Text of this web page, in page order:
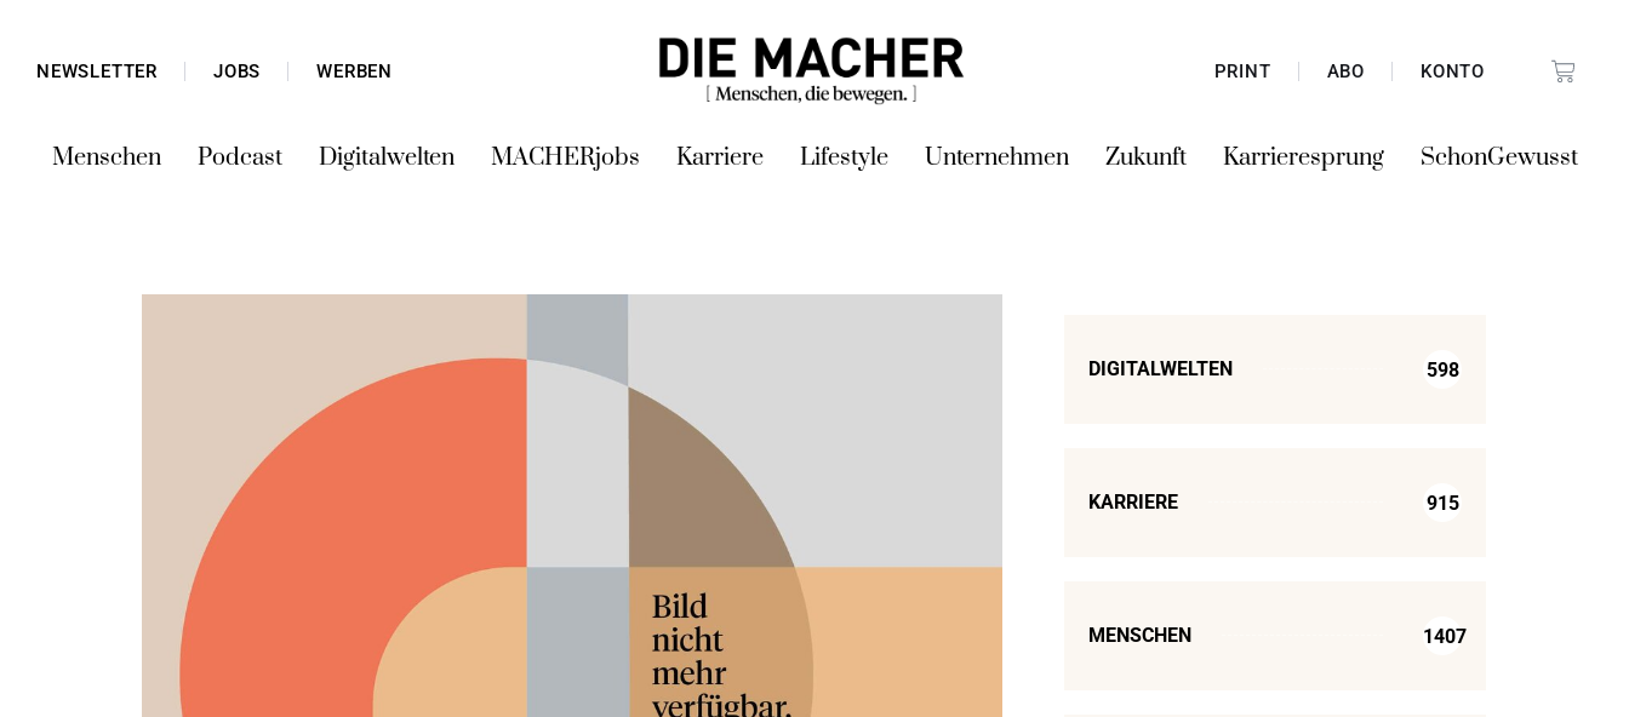
NEWSLETTER JOBS WERBEN PRINT ABO KONTO
Menschen Podcast Digitalwelten MACHERjobs Karriere Lifestyle Unternehmen Zukunft Karrieresprung SchonGewusst
DIGITALWELTEN 598
KARRIERE 915
MENSCHEN 1407